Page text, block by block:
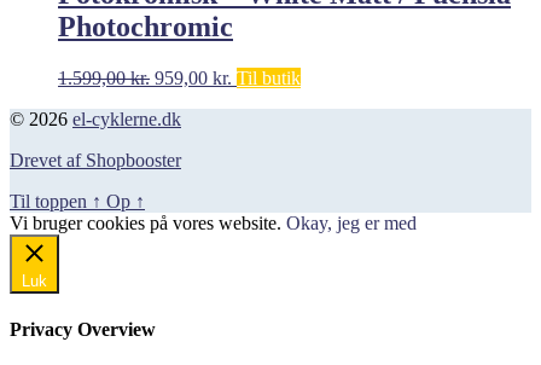
Photochromic
1.599,00kr. Den
pris
1.599,00 kr..
959,00 kr. Den
Til butik
© 2026 el-cyklerne.dk
Drevet af Shopbooster
Til toppen ↑ Op ↑
Vi bruger cookies på vores website. Okay, jeg er med
Luk
Privacy Overview